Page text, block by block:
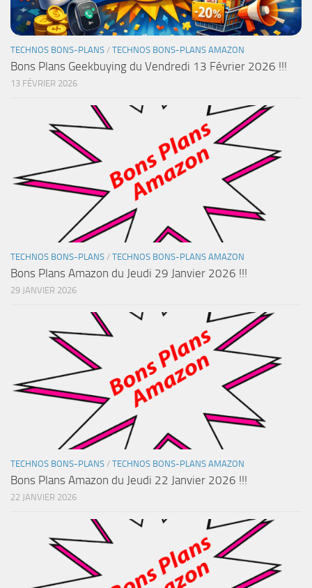
TECHNOS BONS-PLANS / TECHNOS BONS-PLANS AMAZON
Bons Plans Geekbuying du Vendredi 13 Février 2026 !!!
13 FÉVRIER 2026
TECHNOS BONS-PLANS / TECHNOS BONS-PLANS AMAZON
Bons Plans Amazon du Jeudi 29 Janvier 2026 !!!
29 JANVIER 2026
TECHNOS BONS-PLANS / TECHNOS BONS-PLANS AMAZON
Bons Plans Amazon du Jeudi 22 Janvier 2026 !!!
22 JANVIER 2026